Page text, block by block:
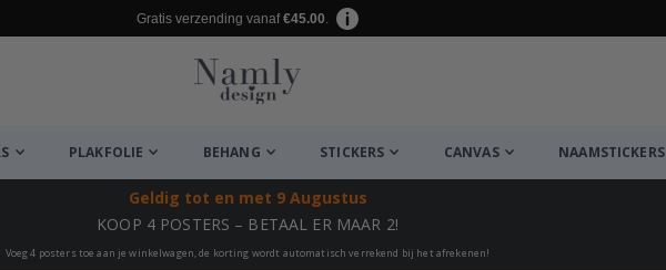
Gratis verzending vanaf€45.00.
PLAKFOLIE BEHANG STICKERS CANVAS NAAMSTICKERS
Geldig tot en met 9 Augustus
KOOP 4 POSTERS – BETAAL ER MAAR 2!
Voeg 4 posters toe aan je winkelwagen, de korting wordt automatisch verrekend bij het afrekenen!